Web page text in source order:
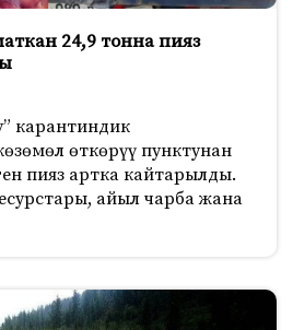
24,9 тонна пияз
карантиндик
өткөрүү пунктунан
пияз артка кайтарылды.
айыл чарба жана